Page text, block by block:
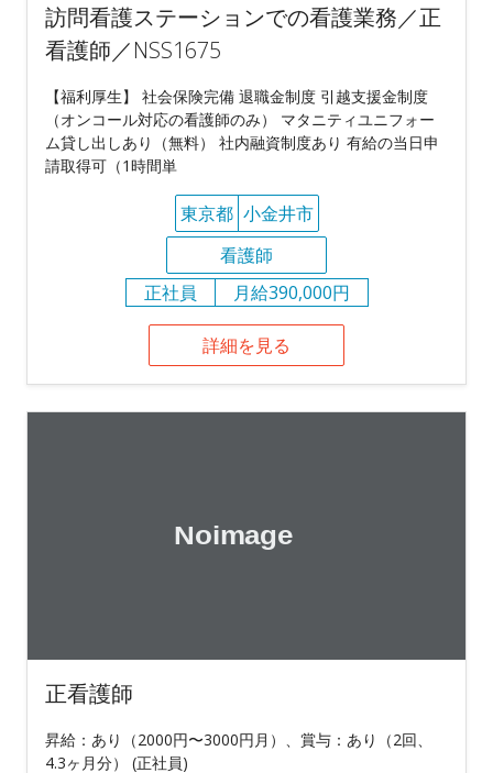
訪問看護ステーションでの看護業務／正
看護師／NSS1675
【福利厚生】 社会保険完備 退職金制度 引越支援金制度
（オンコール対応の看護師のみ） マタニティユニフォー
ム貸し出しあり（無料） 社内融資制度あり 有給の当日申
請取得可（1時間単
東京都 小金井市
看護師
正社員
月給390,000円
詳細を見る
正看護師
昇給：あり（2000円〜3000円月）、賞与：あり（2回、
4.3ヶ月分） (正社員)